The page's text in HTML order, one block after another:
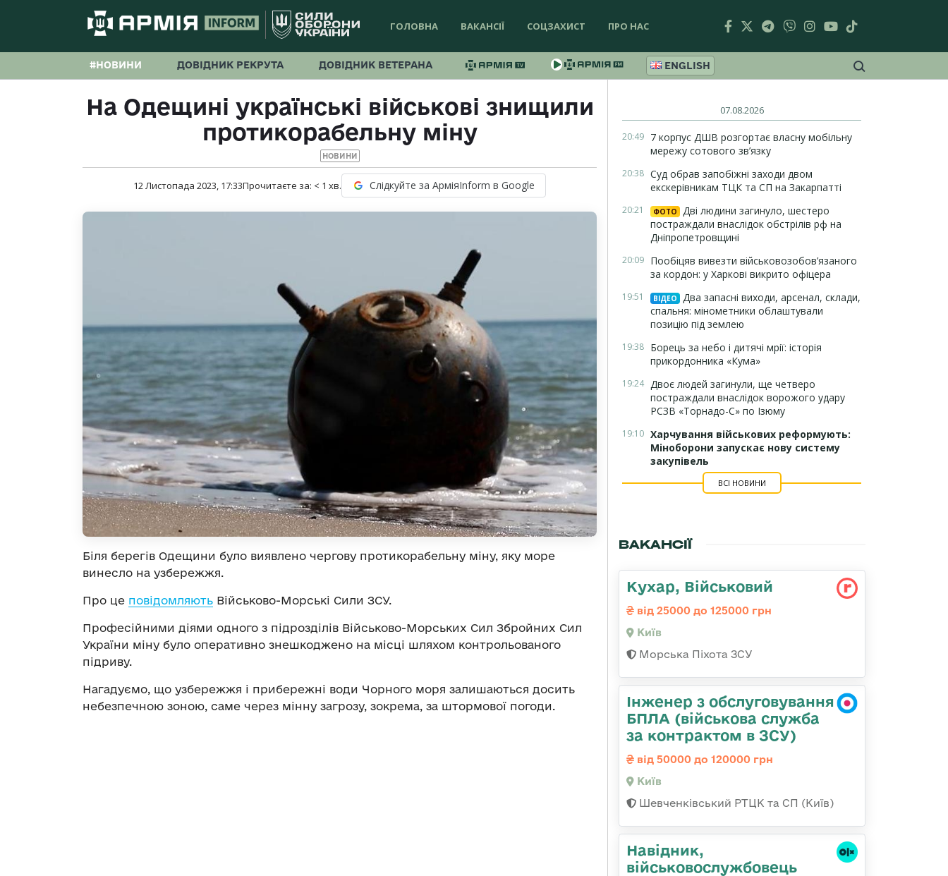
ГОЛОВНА ВАКАНСІЇ СОЦЗАХИСТ ПРО НАС
#НОВИНИ ДОВІДНИК РЕКРУТА ДОВІДНИК ВЕТЕРАНА ENGLISH
На Одещині українські військові знищили
протикорабельну міну
НОВИНИ
12 Листопада 2023, 17:33Прочитаєте за: < 1 хв. Слідкуйте за АрміяInform в Google
Біля берегів Одещини було виявлено чергову протикорабельну міну, яку море
винесло на узбережжя.
Про це повідомляють Військово-Морські Сили ЗСУ.
Професійними діями одного з підрозділів Військово-Морських Сил Збройних Сил
України міну було оперативно знешкоджено на місці шляхом контрольованого
підриву.
Нагадуємо, що узбережжя і прибережні води Чорного моря залишаються досить
небезпечною зоною, саме через мінну загрозу, зокрема, за штормової погоди.
07.08.2026
20:49 7 корпус ДШВ розгортає власну мобільну
мережу сотового зв’язку
20:38 Суд обрав запобіжні заходи двом
екскерівникам ТЦК та СП на Закарпатті
20:21 ФОТО
Дві людини загинуло, шестеро
постраждали внаслідок обстрілів рф на
Дніпропетровщині
20:09 Пообіцяв вивезти військовозобов’язаного
за кордон: у Харкові викрито офіцера
19:51 ВІДЕО
Два запасні виходи, арсенал, склади,
спальня: мінометники облаштували
позицію під землею
19:38 Борець за небо і дитячі мрії: історія
прикордонника «Кума»
19:24 Двоє людей загинули, ще четверо
постраждали внаслідок ворожого удару
РСЗВ «Торнадо-С» по Ізюму
19:10 Харчування військових реформують:
Міноборони запускає нову систему
закупівель
ВСІ НОВИНИ
ВАКАНСІЇ
Кухар, Військовий
від 25000 до 125000 грн
Київ
Морська Піхота ЗСУ
Інженер з обслуговування
БПЛА (військова служба
за контрактом в ЗСУ)
від 50000 до 120000 грн
Київ
Шевченківський РТЦК та СП (Київ)
Навідник,
військовослужбовець